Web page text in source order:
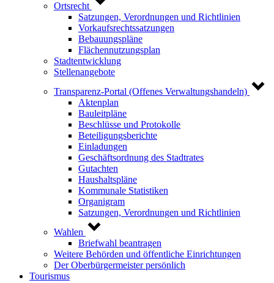
Ortsrecht
Satzungen, Verordnungen und Richtlinien
Vorkaufsrechtssatzungen
Bebauungspläne
Flächennutzungsplan
Stadtentwicklung
Stellenangebote
Transparenz-Portal (Offenes Verwaltungshandeln)
Aktenplan
Bauleitpläne
Beschlüsse und Protokolle
Beteiligungsberichte
Einladungen
Geschäftsordnung des Stadtrates
Gutachten
Haushaltspläne
Kommunale Statistiken
Organigram
Satzungen, Verordnungen und Richtlinien
Wahlen
Briefwahl beantragen
Weitere Behörden und öffentliche Einrichtungen
Der Oberbürgermeister persönlich
Tourismus